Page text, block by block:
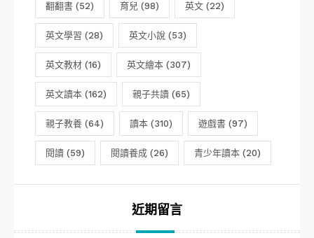
翻翻書 (52) 育兒 (98) 英文 (22)
英文學習 (28) 英文小說 (53)
英文教材 (16) 英文繪本 (307)
英文讀本 (162) 親子共讀 (65)
親子教養 (64) 讀本 (310) 遊戲書 (97)
閱讀 (59) 閱讀養成 (26) 青少年讀本 (20)
近期留言